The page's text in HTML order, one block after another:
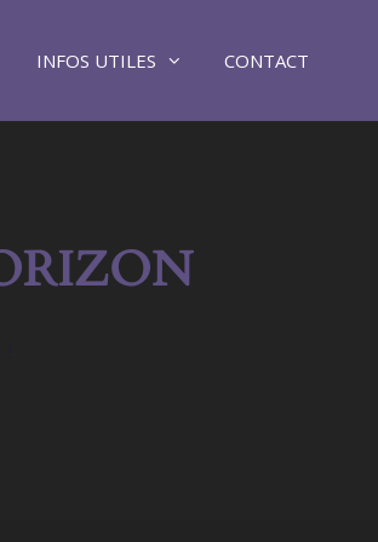
INFOS UTILES CONTACT